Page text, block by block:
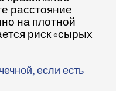
расстояние
на плотной
риск «сырых
если есть